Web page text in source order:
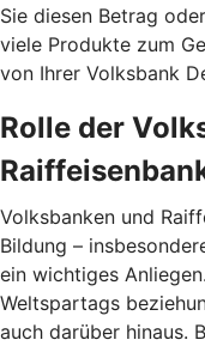
Sie diesen Betrag
viele Produkte zum
von Ihrer Volksbank
Rolle der
Volksbanken und
Bildung –
ein wichtiges
Weltspartags
auch darüber hinaus.